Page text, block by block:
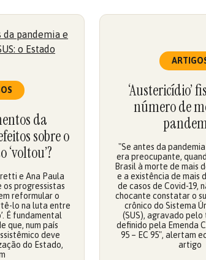
da
sobre o
‘voltou’?
e Ana Paula
progressistas
reformular o
lo na luta entre
É fundamental
que, num país
deve
do Estado,
‘Austericídio’
número de
"Se antes da
era preocupante,
Brasil à morte de mais
e a existência de mais
de casos de Covid-19,
chocante constatar o
crônico do Sistema
(SUS), agravado
definido pela Emenda
95 – EC 95", alertam
artigo